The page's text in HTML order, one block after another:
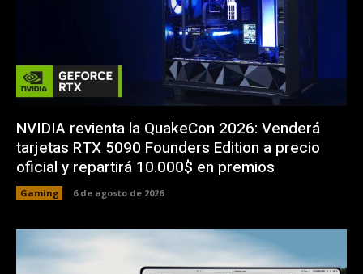
NVIDIA revienta la QuakeCon 2026: Venderá
tarjetas RTX 5090 Founders Edition a precio
oficial y repartirá 10.000$ en premios
Gaming 6 de agosto de 2026